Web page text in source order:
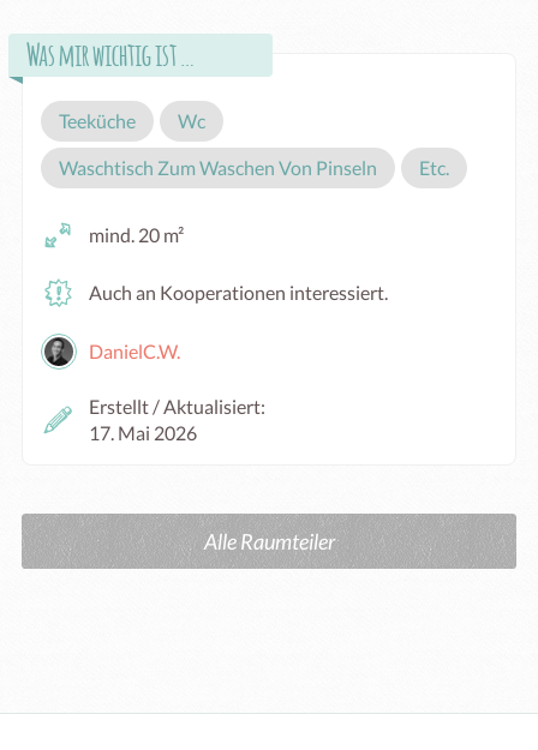
Was mir wichtig ist …
Teeküche Wc
Waschtisch Zum Waschen Von Pinseln Etc.
mind. 20 m²
Auch an Kooperationen interessiert.
DanielC.W.
Erstellt / Aktualisiert:
17. Mai 2026
Alle Raumteiler